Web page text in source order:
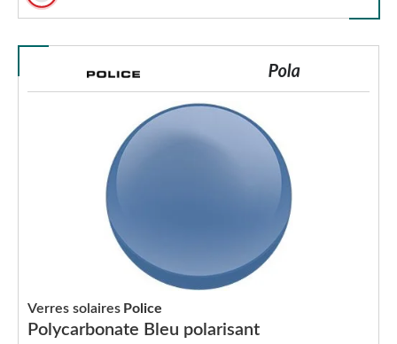
Polycarbonate Bleu polarisant
Verres solaires Police